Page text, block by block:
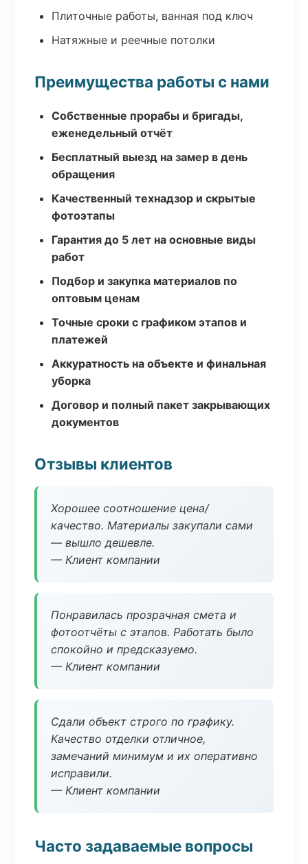
Плиточные работы, ванная под ключ
Натяжные и реечные потолки
Преимущества работы с нами
Собственные прорабы и бригады,
еженедельный отчёт
Бесплатный выезд на замер в день
обращения
Качественный технадзор и скрытые
фотоэтапы
Гарантия до 5 лет на основные виды
работ
Подбор и закупка материалов по
оптовым ценам
Точные сроки с графиком этапов и
платежей
Аккуратность на объекте и финальная
уборка
Договор и полный пакет закрывающих
документов
Отзывы клиентов
Хорошее соотношение цена/
качество. Материалы закупали сами
— вышло дешевле.
— Клиент компании
Понравилась прозрачная смета и
фотоотчёты с этапов. Работать было
спокойно и предсказуемо.
— Клиент компании
Сдали объект строго по графику.
Качество отделки отличное,
замечаний минимум и их оперативно
исправили.
— Клиент компании
Часто задаваемые вопросы